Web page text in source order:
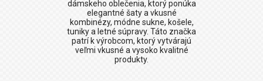
dámskeho oblečenia, ktorý ponúka
elegantné šaty a vkusné
kombinézy, módne sukne, košele,
tuniky a letné súpravy. Táto značka
patrí k výrobcom, ktorý vytvárajú
veľmi vkusné a vysoko kvalitné
produkty.